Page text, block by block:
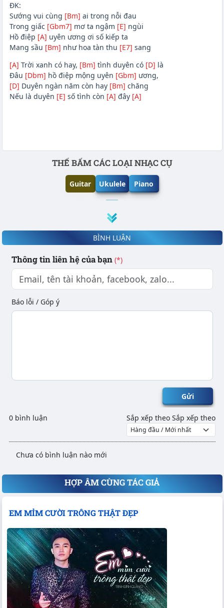
ĐK:
Sướng vui cùng [Bm] ai trong nỗi đau
Trong giấc [Gbm7] mơ ta ngậm [E] ngùi
Hồ điệp [A] uyên ương ơi số kiếp ta
Mang sầu [Bm] như hoa tàn thu [E7] sang
[A] Trời xanh có hay, [Bm] tình duyên có [D] là
Đâu [Dbm] hồ điệp mộng uyên [Gbm] ương,
[D] Duyên ngàn năm còn hay [Bm] chăng
Nếu là duyên [E] số tình còn [A] đây [A]
Phần nội dungTHẾ BẤM CÁC LOẠI NHẠC CỤ
Guitar Ukulele Piano
BÌNH LUẬN
Thông tin liên hệ của bạn (*)
Báo lỗi / Góp ý
Gửi
0 bình luận Sắp xếp theo Sắp xếp theo
Chưa có bình luận nào mới
HỢP ÂM CÙNG TÁC GIẢ
EM MỈM CƯỜI TRÔNG THẬT ĐẸP